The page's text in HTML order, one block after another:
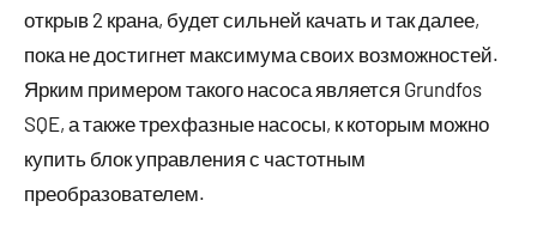
открыв 2 крана, будет сильней качать и так далее,
пока не достигнет максимума своих возможностей.
Ярким примером такого насоса является Grundfos
SQE, а также трехфазные насосы, к которым можно
купить блок управления с частотным
преобразователем.